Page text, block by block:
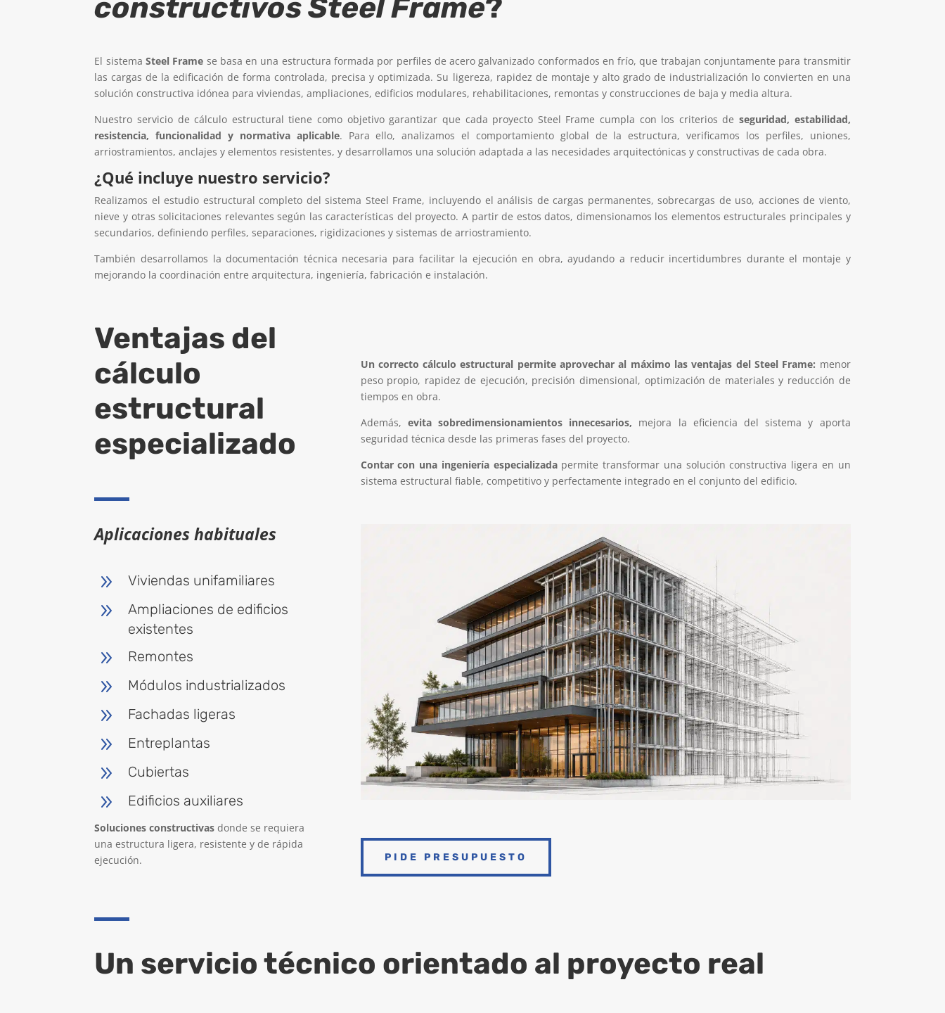
constructivos Steel Frame?
El sistema Steel Frame se basa en una estructura formada por perfiles de acero galvanizado conformados en frío, que trabajan conjuntamente para transmitir
las cargas de la edificación de forma controlada, precisa y optimizada. Su ligereza, rapidez de montaje y alto grado de industrialización lo convierten en una
solución constructiva idónea para viviendas, ampliaciones, edificios modulares, rehabilitaciones, remontas y construcciones de baja y media altura.
Nuestro servicio de cálculo estructural tiene como objetivo garantizar que cada proyecto Steel Frame cumpla con los criterios de seguridad, estabilidad,
resistencia, funcionalidad y normativa aplicable. Para ello, analizamos el comportamiento global de la estructura, verificamos los perfiles, uniones,
arriostramientos, anclajes y elementos resistentes, y desarrollamos una solución adaptada a las necesidades arquitectónicas y constructivas de cada obra.
¿Qué incluye nuestro servicio?
Realizamos el estudio estructural completo del sistema Steel Frame, incluyendo el análisis de cargas permanentes, sobrecargas de uso, acciones de viento,
nieve y otras solicitaciones relevantes según las características del proyecto. A partir de estos datos, dimensionamos los elementos estructurales principales y
secundarios, definiendo perfiles, separaciones, rigidizaciones y sistemas de arriostramiento.
También desarrollamos la documentación técnica necesaria para facilitar la ejecución en obra, ayudando a reducir incertidumbres durante el montaje y
mejorando la coordinación entre arquitectura, ingeniería, fabricación e instalación.
Ventajas del
cálculo
estructural
especializado
Aplicaciones habituales
9 Viviendas unifamiliares
9
Ampliaciones de edificios
existentes
9 Remontes
9 Módulos industrializados
9 Fachadas ligeras
9 Entreplantas
9 Cubiertas
9 Edificios auxiliares
Soluciones constructivas donde se requiera
una estructura ligera, resistente y de rápida
ejecución.
Un correcto cálculo estructural permite aprovechar al máximo las ventajas del Steel Frame: menor
peso propio, rapidez de ejecución, precisión dimensional, optimización de materiales y reducción de
tiempos en obra.
Además, evita sobredimensionamientos innecesarios, mejora la eficiencia del sistema y aporta
seguridad técnica desde las primeras fases del proyecto.
Contar con una ingeniería especializadapermite transformar una solución constructiva ligera en un
sistema estructural fiable, competitivo y perfectamente integrado en el conjunto del edificio.
PIDE PRESUPUESTO
Un servicio técnico orientado al proyecto real